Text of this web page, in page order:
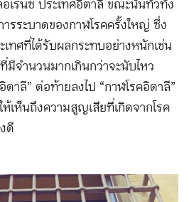
รนซ์ ประเทศอิตาลี ขณะนั้นทั่วทั้ง
รระบาดของกาฬโรคครั้งใหญ่ ซึ่ง
ทศที่ได้รับผลกระทบอย่างหนักเช่น
จำนวนมากเกินกว่าจะนับไหว
ตาลี” ต่อท้ายลงไป “กาฬโรคอิตาลี”
เห็นถึงความสูญเสียที่เกิดจากโรค
ดี